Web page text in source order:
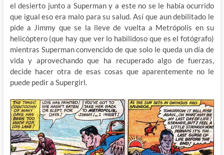
el desierto junto a Superman y a este no se le había ocurrido
que igual eso era malo para su salud. Así que aun debilitado le
pide a Jimmy que se la lleve de vuelta a Metrópolis en su
helicóptero (que hay que ver lo habilidoso que es el fotógrafo)
mientras Superman convencido de que solo le queda un día de
vida y aprovechando que ha recuperado algo de fuerzas,
decide hacer otra de esas cosas que aparentemente no le
puede pedir a Supergirl.